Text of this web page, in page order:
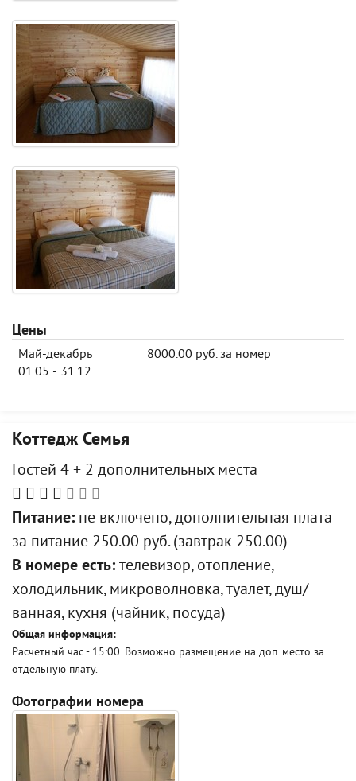
Цены
Май-декабрь
01.05 - 31.12
8000.00 руб. за номер
Коттедж Семья
Гостей 4 + 2 дополнительных места
Питание: не включено, дополнительная плата
за питание 250.00 руб. (завтрак 250.00)
В номере есть: телевизор, отопление,
холодильник, микроволновка, туалет, душ/
ванная, кухня (чайник, посуда)
Общая информация:
Расчетный час - 15:00. Возможно размещение на доп. место за
отдельную плату.
Фотографии номера